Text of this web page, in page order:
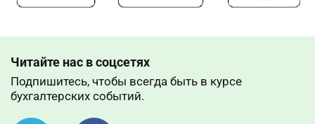
Читайте нас в соцсетях
Подпишитесь, чтобы всегда быть в курсе
бухгалтерских событий.